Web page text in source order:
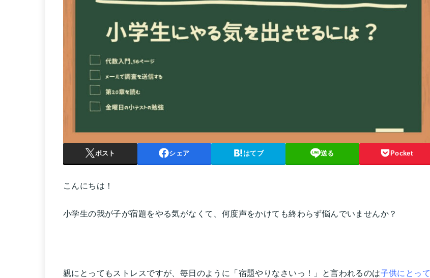
ポスト シェア はてブ 送る Pocket
こんにちは！
小学生の我が子が宿題をやる気がなくて、何度声をかけても終わらず悩んでいませんか？
親にとってもストレスですが、毎日のように「宿題やりなさいっ！」と言われるのは子供にとって